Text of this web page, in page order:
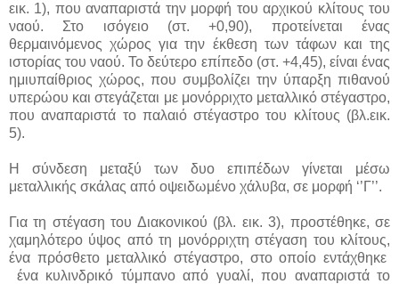
εικ. 1), που αναπαριστά την μορφή του αρχικού κλίτους του
ναού. Στο ισόγειο (στ. +0,90), προτείνεται ένας
θερμαινόμενος χώρος για την έκθεση των τάφων και της
ιστορίας του ναού. Το δεύτερο επίπεδο (στ. +4,45), είναι ένας
ημιυπαίθριος χώρος, που συμβολίζει την ύπαρξη πιθανού
υπερώου και στεγάζεται με μονόρριχτο μεταλλικό στέγαστρο,
που αναπαριστά το παλαιό στέγαστρο του κλίτους (βλ.εικ.
5).
Η σύνδεση μεταξύ των δυο επιπέδων γίνεται μέσω
μεταλλικής σκάλας από οψειδωμένο χάλυβα, σε μορφή ‘’Γ’’.
Για τη στέγαση του Διακονικού (βλ. εικ. 3), προστέθηκε, σε
χαμηλότερο ύψος από τη μονόρριχτη στέγαση του κλίτους,
ένα πρόσθετο μεταλλικό στέγαστρο, στο οποίο εντάχθηκε
ένα κυλινδρικό τύμπανο από γυαλί, που αναπαριστά το